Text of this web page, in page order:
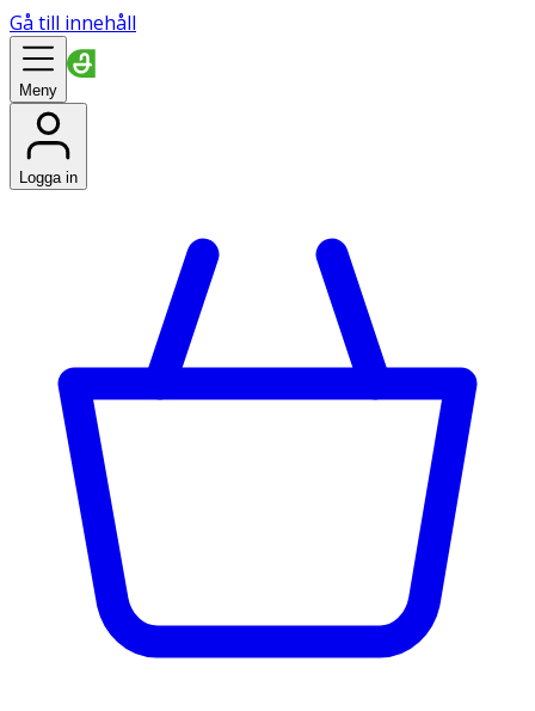
Gå till innehåll
Meny
Logga in